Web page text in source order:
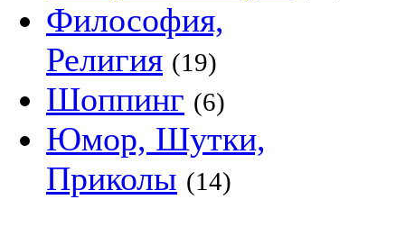
Философия,
Религия (19)
Шоппинг (6)
Юмор, Шутки,
Приколы (14)